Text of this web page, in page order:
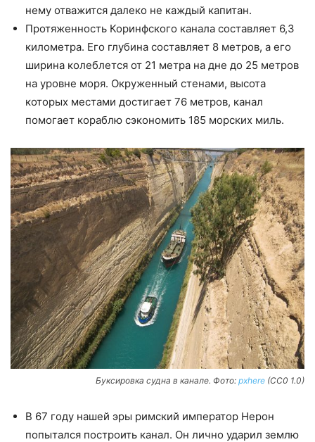
нему отважится далеко не каждый капитан.
Протяженность Коринфского канала составляет 6,3
километра. Его глубина составляет 8 метров, а его
ширина колеблется от 21 метра на дне до 25 метров
на уровне моря. Окруженный стенами, высота
которых местами достигает 76 метров, канал
помогает кораблю сэкономить 185 морских миль.
Буксировка судна в канале. Фото: pxhere (CC0 1.0)
В 67 году нашей эры римский император Нерон
попытался построить канал. Он лично ударил землю